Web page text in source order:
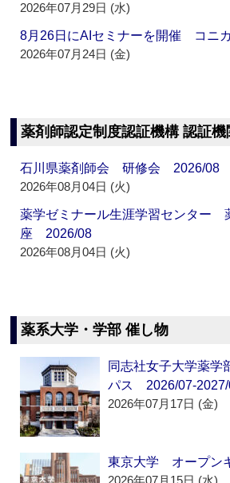
2026年07月29日 (水)
8月26日にAIセミナーを開催 コニ
2026年07月24日 (金)
薬剤師認定制度認証機構 認証
石川県薬剤師会 研修会 2026/08
2026年08月04日 (火)
薬学ゼミナール生涯学習センター
座 2026/08
2026年08月04日 (火)
薬系大学・学部 催し物
同志社女子大学薬
パス 2026/07-2027/
2026年07月17日 (金)
東京大学 オープン